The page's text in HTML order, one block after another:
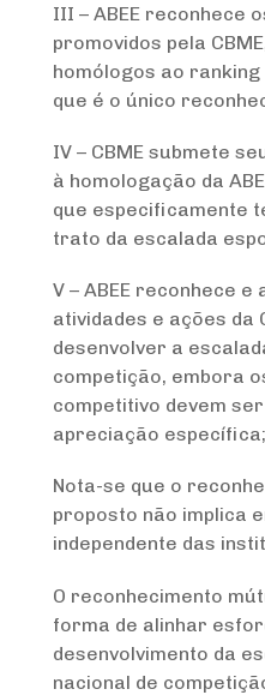
III – ABEE reconhece
promovidos pela
homólogos ao ranking
que é o único
IV – CBME submete
à homologação da
que especificamente
trato da escalada
V – ABEE reconhece
atividades e ações da
desenvolver a
competição, embora
competitivo devem
apreciação específica;
Nota-se que o
proposto não implica
independente das
O reconhecimento
forma de alinhar
desenvolvimento da
nacional de